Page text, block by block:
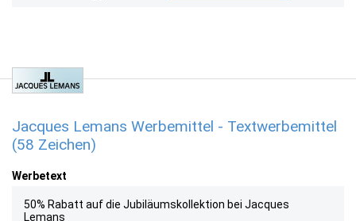
Jacques Lemans Werbemittel - Textwerbemittel
(58 Zeichen)
Werbetext
50% Rabatt auf die Jubiläumskollektion bei Jacques
Lemans